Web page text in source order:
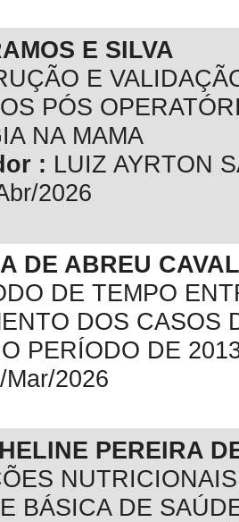
E SILVA
E
PÓS
NA MAMA
: LUIZ AYRTON
2026
DE ABREU
DE TEMPO
DOS CASOS
PERÍODO DE
Mar/2026
PEREIRA
BÁSICA DE